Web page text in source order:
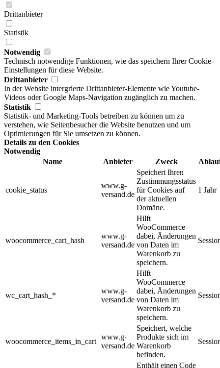
Drittanbieter
Statistik
Notwendig
Technisch notwendige Funktionen, wie das speichern Ihrer Cookie-
Einstellungen für diese Website.
Drittanbieter
In der Website intergrierte Drittanbieter-Elemente wie Youtube-
Videos oder Google Maps-Navigation zugänglich zu machen.
Statistik
Statistik- und Marketing-Tools betreiben zu können um zu
verstehen, wie Seitenbesucher die Website benutzen und um
Optimierungen für Sie umsetzen zu können.
Details zu den Cookies
Notwendig
Name
Anbieter Zweck
cookie_status
www.g-
versand.de
Speichert Ihren
Zustimmungsstatus
für Cookies auf
der aktuellen
Domäne.
1 Jahr
woocommerce_cart_hash
www.g-
versand.de
Hilft
WooCommerce
dabei, Änderungen
von Daten im
Warenkorb zu
speichern.
wc_cart_hash_*
www.g-
versand.de
Hilft
WooCommerce
dabei, Änderungen
von Daten im
Warenkorb zu
speichern.
woocommerce_items_in_cart
www.g-
versand.de
Speichert, welche
Produkte sich im
Warenkorb
befinden.
Enthält einen Code